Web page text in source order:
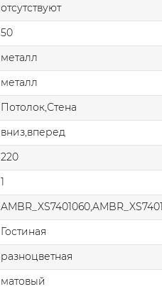
отсутствуют
50
металл
металл
Потолок,Стена
вниз,вперед
220
1
Гостиная
разноцветная
матовый